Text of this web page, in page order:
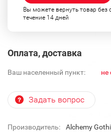
Вы можете вернуть товар без
течение 14 дней
Оплата, доставка
Ваш населенный пункт: не
Задать вопрос
Производитель:
Alchemy